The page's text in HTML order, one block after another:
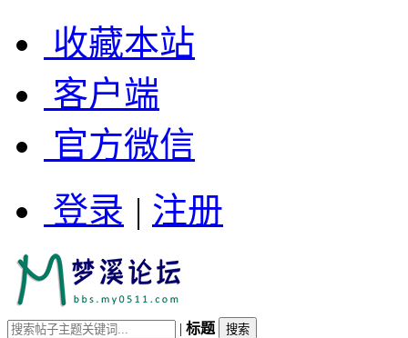
收藏本站
客户端
官方微信
登录 | 注册
| 标题